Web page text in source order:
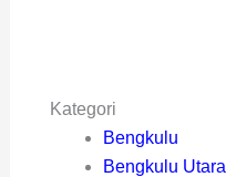
Kategori
Bengkulu
Bengkulu Utara